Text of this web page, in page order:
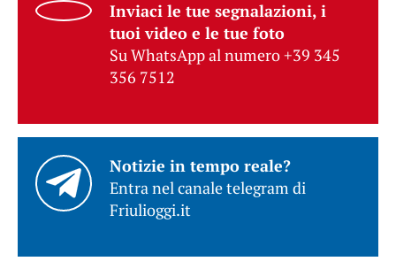
Inviaci le tue segnalazioni, i
tuoi video e le tue foto
Su WhatsApp al numero +39 345
356 7512
Notizie in tempo reale?
Entra nel canale telegram di
Friulioggi.it